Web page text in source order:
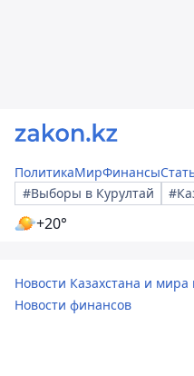
ПолитикаМирФинансы
#Выборы в Курултай
+20°
Новости Казахстана и мира
Новости финансов